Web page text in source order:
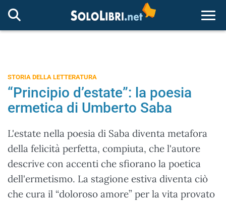
STORIA DELLA LETTERATURA
“Principio d’estate”: la poesia
ermetica di Umberto Saba
L'estate nella poesia di Saba diventa metafora
della felicità perfetta, compiuta, che l'autore
descrive con accenti che sfiorano la poetica
dell'ermetismo. La stagione estiva diventa ciò
che cura il “doloroso amore” per la vita provato